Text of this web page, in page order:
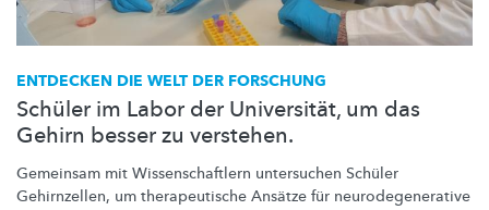
ENTDECKEN DIE WELT DER FORSCHUNG
Schüler im Labor der Universität, um das
Gehirn besser zu verstehen.
Gemeinsam mit Wissenschaftlern untersuchen Schüler
Gehirnzellen, um therapeutische Ansätze für neurodegenerative